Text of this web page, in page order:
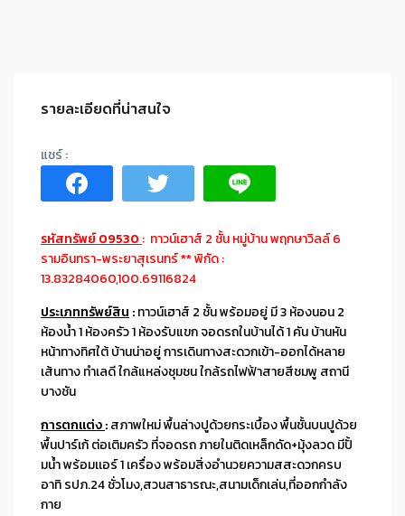
รายละเอียดที่น่าสนใจ
รหัสทรัพย์ 09530 : ทาวน์เฮาส์ 2 ชั้น หมู่บ้าน พฤกษาวิลล์ 6
รามอินทรา-พระยาสุเรนทร์ ** พิกัด :
13.83284060,100.69116824
ประเภททรัพย์สิน :ทาวน์เฮาส์ 2 ชั้น พร้อมอยู่ มี 3 ห้องนอน 2
ห้องน้ำ 1 ห้องครัว 1 ห้องรับแขก จอดรถในบ้านได้ 1 คัน บ้านหัน
หน้าทางทิศใต้ บ้านน่าอยู่ การเดินทางสะดวกเข้า-ออกได้หลาย
เส้นทาง ทำเลดี ใกล้แหล่งชุมชน ใกล้รถไฟฟ้าสายสีชมพู สถานี
บางชัน
การตกแต่ง:สภาพใหม่ พื้นล่างปูด้วยกระเบื้อง พื้นชั้นบนปูด้วย
พื้นปาร์เก้ ต่อเติมครัว ที่จอดรถ ภายในติดเหล็กดัด+มุ้งลวด มีปั้
มน้ำ พร้อมเเอร์ 1 เครื่อง พร้อมสิ่งอำนวยความสสะดวกครบ
อาทิ รปภ.24 ชั่วโมง,สวนสาธารณะ,สนามเด็กเล่น,ที่ออกกำลัง
กาย